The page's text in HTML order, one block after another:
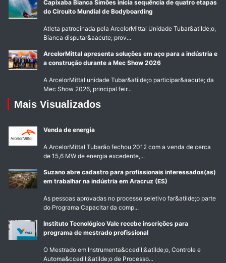
Capixaba Bianca Simões inicia sequência de quatro etapas
do Circuito Mundial de Bodyboarding
Atleta patrocinada pela ArcelorMittal Unidade Tubar&atilde;o,
Bianca disputar&aacute; prov...
ArcelorMittal apresenta soluções em aço para a indústria e
a construção durante a Mec Show 2026
A ArcelorMittal unidade Tubar&atilde;o participar&aacute; da
Mec Show 2026, principal feir...
Mais Visualizados
Venda de energia
A ArcelorMittal Tubarão fechou 2012 com a venda de cerca
de 15,6 MW de energia excedente,...
Suzano abre cadastro para profissionais interessados(as)
em trabalhar na indústria em Aracruz (ES)
As pessoas aprovadas no processo seletivo far&atilde;o parte
do Programa Capacitar da comp...
Instituto Tecnológico Vale recebe inscrições para
programa de mestrado profissional
O Mestrado em Instrumenta&ccedil;&atilde;o, Controle e
Automa&ccedil;&atilde;o de Processo...